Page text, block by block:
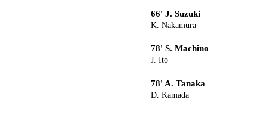
66' J. Suzuki
K. Nakamura
78' S. Machino
J. Ito
78' A. Tanaka
D. Kamada